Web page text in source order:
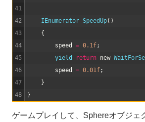
41
42
43
44
45
46
47
48
IEnumerator SpeedUp( )
{
speed
= 0.1f;
yield
return new
speed
= 0.01f;
}
}
ゲームプレイして、Sphereオブジェ